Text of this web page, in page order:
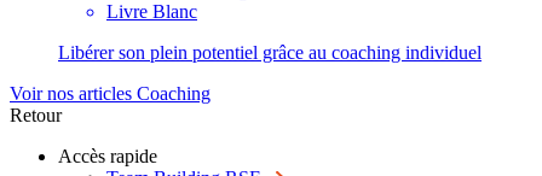
Livre Blanc
Libérer son plein potentiel grâce au coaching individuel
Voir nos articles Coaching
Retour
Accès rapide